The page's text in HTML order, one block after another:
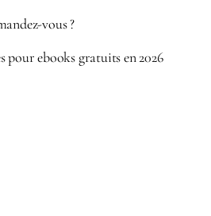
vous ?
pour ebooks gratuits en 2026